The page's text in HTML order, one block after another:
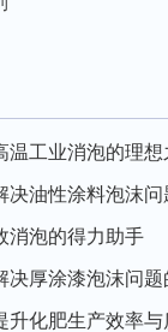
温工业消泡的理想
决油性涂料泡沫问
消泡的得力助手
决厚涂漆泡沫问题
升化肥生产效率与